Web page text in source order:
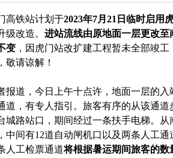
高铁站计划于2023年7月21日 临时启用
级改造。 进站流线由原地面一层更改
变 ，因虎门站改扩建工程暂未全部竣
敬请谅解！
报道，今日上午十点许，地面一层的
道，有专人指引。旅客有序的从该通道
城路站口，期间经过一条扶手电梯。
中间有12道自动闸机口以及两条人工
人工检票通道将根据暑运期间旅客的